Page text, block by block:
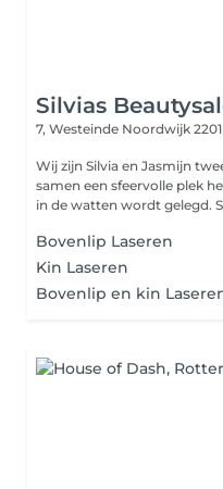
Silvias
7, Westeinde Noordwijk
Wij zijn Silvia en Jasmijn
samen een sfeervolle plek
in de
Bovenlip Laseren
Kin Laseren
Bovenlip en kin